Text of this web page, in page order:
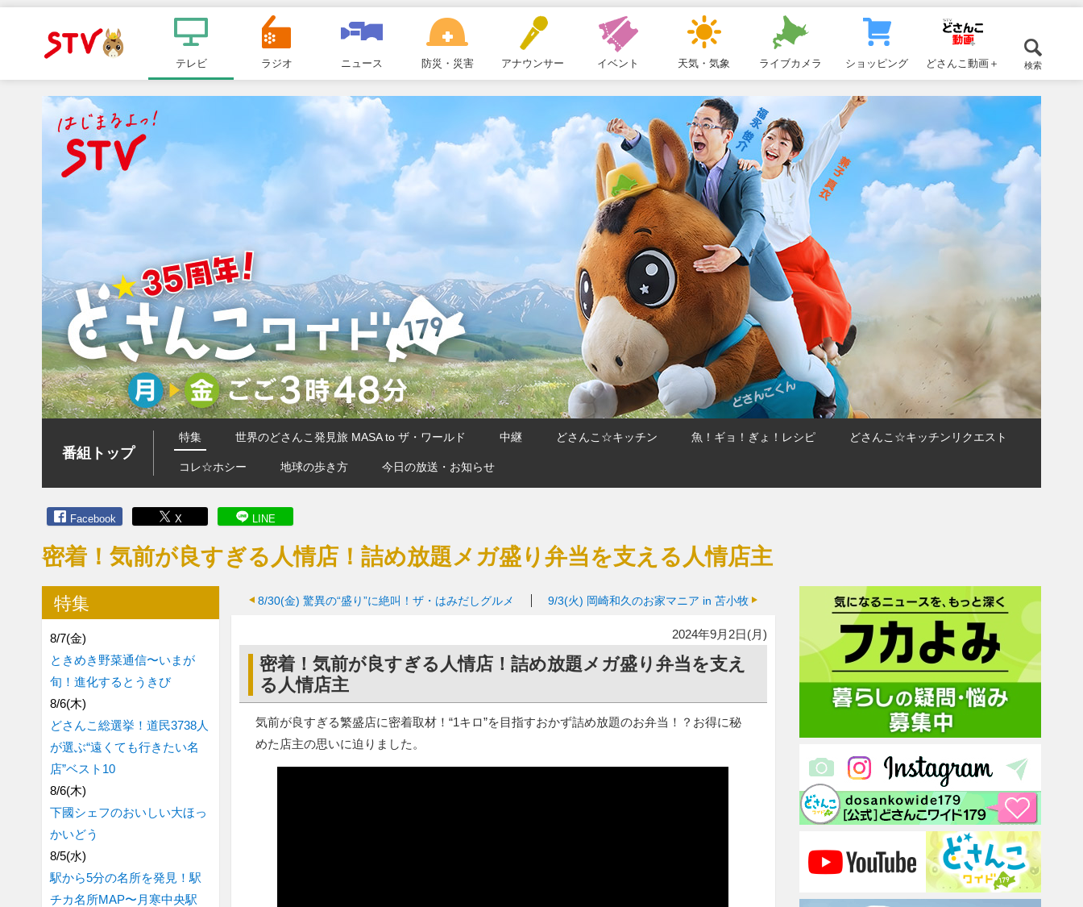
ＳＴＶ札
幌テレビ
ュ
ー
テレビ ラジオ ニュース 防災・災害 アナウンサー イベント 天気・気象 ライブカメラ ショッピング どさんこ動画＋ 検索
番組トップ
特集 世界のどさんこ発見旅 MASA to ザ・ワールド 中継 どさんこ☆キッチン 魚！ギョ！ぎょ！レシピ どさんこ☆キッチンリクエスト
コレ☆ホシー 地球の歩き方 今日の放送・お知らせ
Facebook X LINE
密着！気前が良すぎる人情店！詰め放題メガ盛り弁当を支える人情店主
8/30(金) 驚異の“盛り”に絶叫！ザ・はみだしグルメ 9/3(火) 岡崎和久のお家マニア in 苫小牧
2024年9月2日(月)
密着！気前が良すぎる人情店！詰め放題メガ盛り弁当を支え
る人情店主
気前が良すぎる繁盛店に密着取材！“1キロ”を目指すおかず詰め放題のお弁当！？お得に秘
めた店主の思いに迫りました。
特集
8/7(金)
ときめき野菜通信〜いまが
旬！進化するとうきび
8/6(木)
どさんこ総選挙！道民3738人
が選ぶ“遠くても行きたい名
店”ベスト10
8/6(木)
下國シェフのおいしい大ほっ
かいどう
8/5(水)
駅から5分の名所を発見！駅
チカ名所MAP〜月寒中央駅